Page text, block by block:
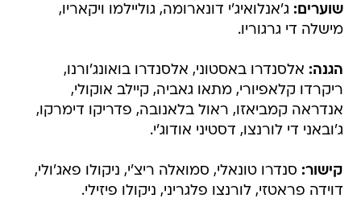
שוערים: ג'אנלואיג'י דונארומה, גוליילמו ויקאריו,
מישלה די גרגוריו.
הגנה: אלסנדרו באסטוני, אלסנדרו בואונג'ורנו,
ריקרדו קלאפיורי, מתאו גאביה, קיילב אוקולי,
אנדראה קמביאזו, ראול בלאנובה, פדריקו דימרקו,
ג'ובאני די לורנצו, דסטיני אודוג'י.
קישור: סנדרו טונאלי, סמואלה ריצ'י, ניקולו פאג'ולי,
דוידה פראטזי, לורנצו פלגריני, ניקולו פיזילי.